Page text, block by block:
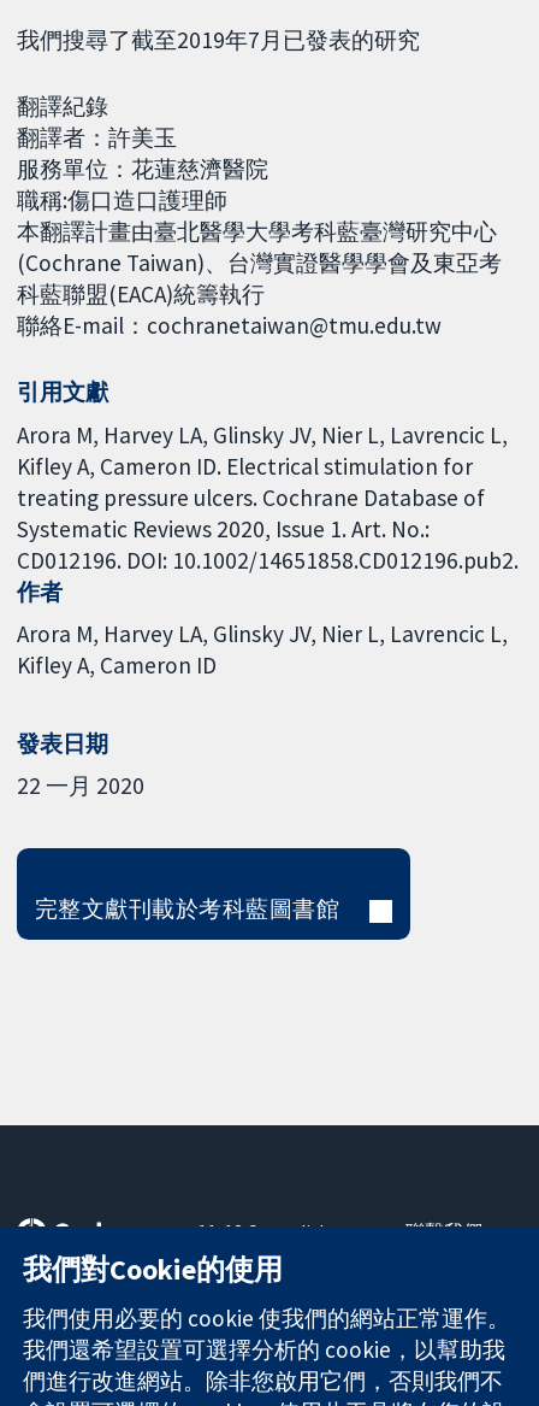
我們搜尋了截至2019年7月已發表的研究
翻譯紀錄
翻譯者：許美玉
服務單位：花蓮慈濟醫院
職稱:傷口造口護理師
本翻譯計畫由臺北醫學大學考科藍臺灣研究中心
(Cochrane Taiwan)、台灣實證醫學學會及東亞考
科藍聯盟(EACA)統籌執行
聯絡E-mail：cochranetaiwan@tmu.edu.tw
引用文獻
Arora M, Harvey LA, Glinsky JV, Nier L, Lavrencic L,
Kifley A, Cameron ID. Electrical stimulation for
treating pressure ulcers. Cochrane Database of
Systematic Reviews 2020, Issue 1. Art. No.:
CD012196. DOI: 10.1002/14651858.CD012196.pub2.
作者
Arora M Harvey LA Glinsky JV Nier L Lavrencic L
Kifley A Cameron ID
發表日期
22 一月 2020
完整文獻刊載於考科藍圖書館
可信任實證
知情決定
更完善的健康照
護
11-13 Cavendish
Square
London
W1G 0AN
United Kingdom
聯繫我們
關於我們
工作機會
Cochrane
Library
我們對Cookie的使用
我們使用必要的 cookie 使我們的網站正常運作。
我們還希望設置可選擇分析的 cookie，以幫助我
們進行改進網站。除非您啟用它們，否則我們不